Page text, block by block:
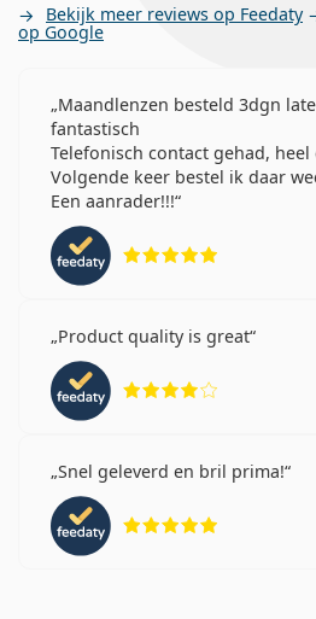
Bekijk meer reviews op Feedaty
op Google
Maandlenzen besteld 3dgn
fantastisch
Telefonisch contact gehad,
Volgende keer bestel ik daar
Een aanrader!!!
Product quality is great
Snel geleverd en bril prima!